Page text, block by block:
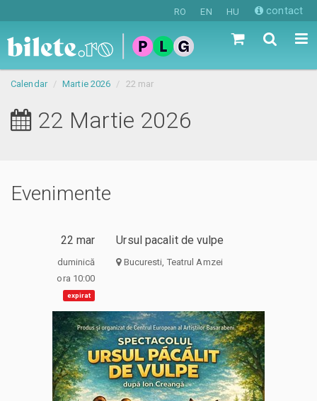
RO EN HU contact
Calendar Martie 2026 22 mar
22 Martie 2026
Evenimente
22 mar
duminică
ora 10:00
expirat
Ursul pacalit de vulpe
Bucuresti, Teatrul Amzei